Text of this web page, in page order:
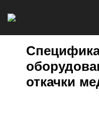
откачки